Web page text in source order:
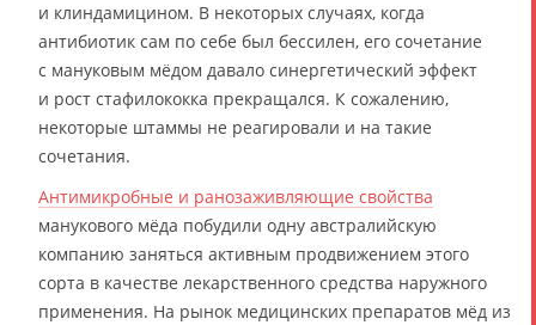
и клиндамицином. В некоторых случаях, когда
антибиотик сам по себе был бессилен, его сочетание
с мануковым мёдом давало синергетический эффект
и рост стафилококка прекращался. К сожалению,
некоторые штаммы не реагировали и на такие
сочетания.
Антимикробные и ранозаживляющие свойства
манукового мёда побудили одну австралийскую
компанию заняться активным продвижением этого
сорта в качестве лекарственного средства наружного
применения. На рынок медицинских препаратов мёд из